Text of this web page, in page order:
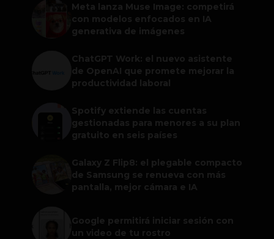
Meta lanza Muse Image: competirá
con modelos enfocados en IA
generativa de imágenes
ChatGPT Work: el nuevo asistente
de OpenAI que promete mejorar la
productividad laboral
Spotify extiende las cuentas
gestionadas para menores a su plan
gratuito en seis países
Galaxy Z Flip8: el plegable compacto
de Samsung se renueva con más
pantalla, mejor cámara e IA
Google permitirá iniciar sesión con
un video de tu rostro